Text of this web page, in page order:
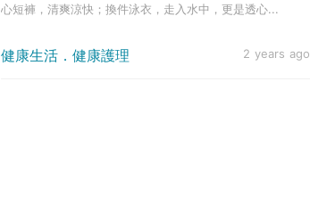
健康生活．健康護理 2 years ago
心短褲，清爽涼快；換件泳衣，走入水中，更是透心...